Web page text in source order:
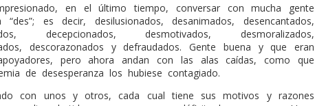
en el último tiempo, conversar con mucha gente
es decir, desilusionados, desanimados, desencantados,
decepcionados, desmotivados, desmoralizados,
descorazonados y defraudados. Gente buena y que eran
pero ahora andan con las alas caídas, como que
de desesperanza los hubiese contagiado.
con unos y otros, cada cual tiene sus motivos y razones